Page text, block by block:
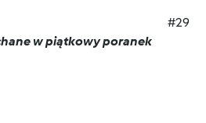
#29
w piątkowy poranek